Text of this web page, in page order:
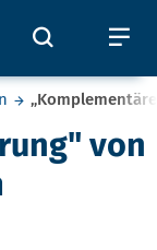
Öffnet
von